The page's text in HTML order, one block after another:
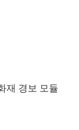
재 경보 모듈